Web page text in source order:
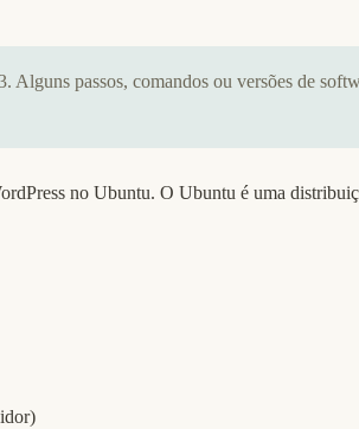
passos, comandos ou versões de
no Ubuntu. O Ubuntu é uma